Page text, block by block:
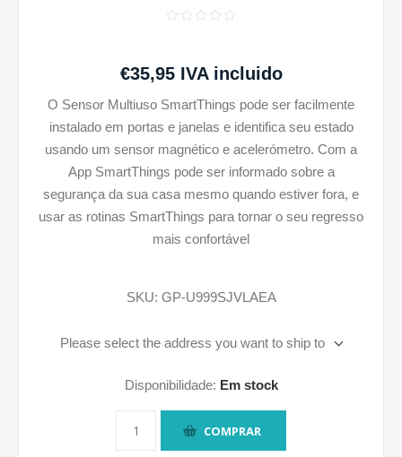
€35,95 IVA incluido
O Sensor Multiuso SmartThings pode ser facilmente
instalado em portas e janelas e identifica seu estado
usando um sensor magnético e acelerómetro. Com a
App SmartThings pode ser informado sobre a
segurança da sua casa mesmo quando estiver fora, e
usar as rotinas SmartThings para tornar o seu regresso
mais confortável
SKU: GP-U999SJVLAEA
Please select the address you want to ship to
Disponibilidade: Em stock
COMPRAR